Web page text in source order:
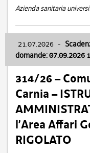
Azienda sanitaria
21.07.2026 -
domande: 07.09.2026
314/26 –
Carnia –
l’Area Affari
RIGOLATO